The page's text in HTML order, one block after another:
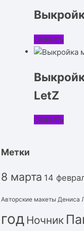
Скачать
LetZ
Скачать
Метки
8 марта 14
Авторские макеты Дениса
год Ночник